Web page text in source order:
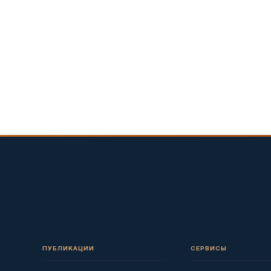
ПУБЛИКАЦИИ СЕРВИСЫ